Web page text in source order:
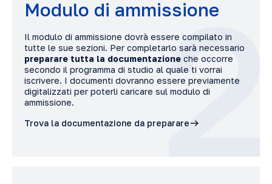
2
Modulo di ammissione
Il modulo di ammissione dovrà essere compilato in
tutte le sue sezioni. Per completarlo sarà necessario
preparare tutta la documentazione che occorre
secondo il programma di studio al quale ti vorrai
iscrivere. I documenti dovranno essere previamente
digitalizzati per poterli caricare sul modulo di
ammissione.
Trova la documentazione da preparare